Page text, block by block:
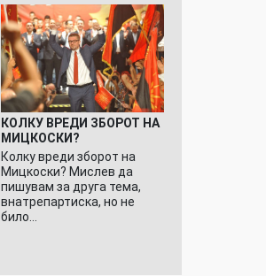
КОЛКУ ВРЕДИ ЗБОРОТ НА
МИЦКОСКИ?
Колку вреди зборот на
Мицкоски? Мислев да
пишувам за друга тема,
внатрепартиска, но не
било…